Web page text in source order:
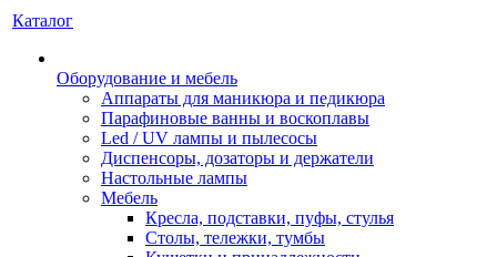
Каталог
Оборудование и мебель
Аппараты для маникюра и педикюра
Парафиновые ванны и воскоплавы
Led / UV лампы и пылесосы
Диспенсоры, дозаторы и держатели
Настольные лампы
Мебель
Кресла, подставки, пуфы, стулья
Столы, тележки, тумбы